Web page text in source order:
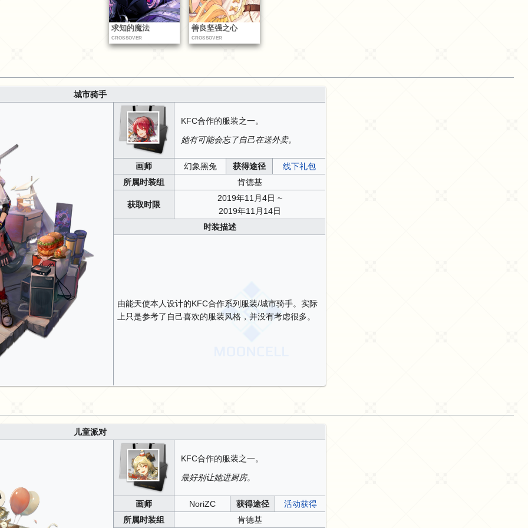
求知的魔法
CROSSOVER
善良坚强之心
CROSSOVER
城市骑手
KFC合作的服装之一。
她有可能会忘了自己在送外卖。
画师 幻象黑兔 获得途径
线下礼包
所属时装组
肯德基
获取时限
2019年11月4日 ~
2019年11月14日
时装描述
由能天使本人设计的KFC合作系列服装/城市骑手。实际
上只是参考了自己喜欢的服装风格，并没有考虑很多。
儿童派对
KFC合作的服装之一。
最好别让她进厨房。
画师 NoriZC 获得途径
活动获得
所属时装组
肯德基